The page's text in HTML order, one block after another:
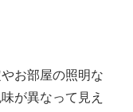
お部屋の照明な
が異なって見え